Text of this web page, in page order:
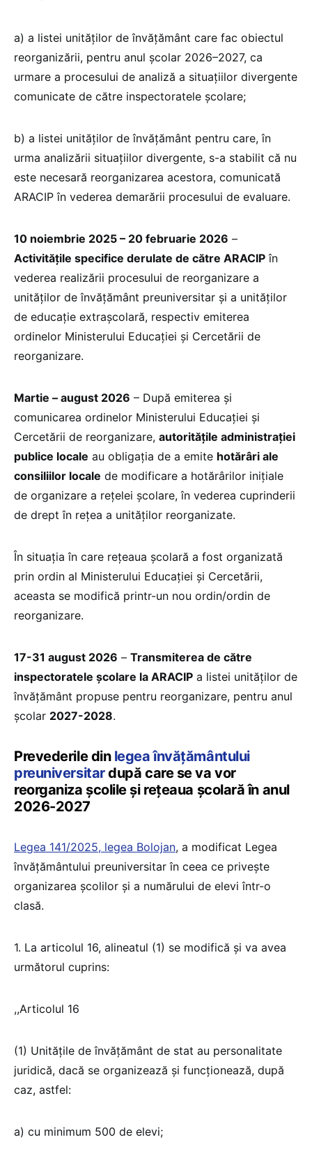
a) a listei unităților de învățământ care fac obiectul
reorganizării, pentru anul școlar 2026–2027, ca
urmare a procesului de analiză a situațiilor divergente
comunicate de către inspectoratele școlare;
b) a listei unităților de învățământ pentru care, în
urma analizării situațiilor divergente, s-a stabilit că nu
este necesară reorganizarea acestora, comunicată
ARACIP în vederea demarării procesului de evaluare.
10 noiembrie 2025 – 20 februarie 2026 –
Activitățile specifice derulate de către ARACIP în
vederea realizării procesului de reorganizare a
unităților de învățământ preuniversitar și a unităților
de educație extrașcolară, respectiv emiterea
ordinelor Ministerului Educației și Cercetării de
reorganizare.
Martie – august 2026 – După emiterea și
comunicarea ordinelor Ministerului Educației și
Cercetării de reorganizare, autoritățile administrației
publice locale au obligația de a emite hotărâri ale
consiliilor locale de modificare a hotărârilor inițiale
de organizare a rețelei școlare, în vederea cuprinderii
de drept în rețea a unităților reorganizate.
În situația în care rețeaua școlară a fost organizată
prin ordin al Ministerului Educației și Cercetării,
aceasta se modifică printr-un nou ordin/ordin de
reorganizare.
17-31 august 2026 – Transmiterea de către
inspectoratele școlare la ARACIP a listei unităților de
învățământ propuse pentru reorganizare, pentru anul
școlar 2027-2028.
Prevederile din legea învățământului
preuniversitardupă care se va vor
reorganiza școlile și rețeaua școlară în anul
2026-2027
Legea 141/2025, legea Bolojan, a modificat Legea
învățământului preuniversitar în ceea ce privește
organizarea școlilor și a numărului de elevi într-o
clasă.
1. La articolul 16, alineatul (1) se modifică și va avea
următorul cuprins:
,,Articolul 16
(1) Unitățile de învățământ de stat au personalitate
juridică, dacă se organizează și funcționează, după
caz, astfel:
a) cu minimum 500 de elevi;